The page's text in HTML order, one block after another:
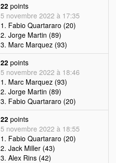
22 points
5 novembre 2022 à 17:35
1. Fabio Quartararo (20)
2. Jorge Martin (89)
3. Marc Marquez (93)
22 points
5 novembre 2022 à 18:46
1. Marc Marquez (93)
2. Jorge Martin (89)
3. Fabio Quartararo (20)
22 points
5 novembre 2022 à 18:55
1. Fabio Quartararo (20)
2. Jack Miller (43)
3. Alex Rins (42)